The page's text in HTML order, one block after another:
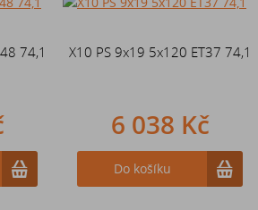
74,1 X10 PS 9x19 5x120 ET37 74,1
6 038 Kč
Do košíku